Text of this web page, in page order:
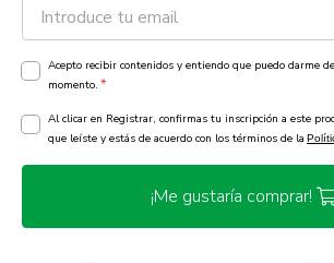
Acepto recibir contenidos y entiendo que puedo darme
momento. *
Al clicar en Registrar, confirmas tu inscripción a este
que leíste y estás de acuerdo con los términos de la
¡Me gustaría comprar!